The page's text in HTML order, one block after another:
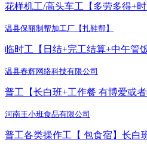
花样机工/高头车工【多劳多得+时
温县保丽制帮加工厂【扎鞋帮】
临时工【日结+完工结算+中午管饭
温县春辉网络科技有限公司
普工【长白班+工作餐 有博爱或
河南王小班食品有限公司
普工各类操作工【 包食宿】长白